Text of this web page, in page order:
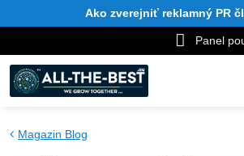
Ako zverejniť reklamný PR
Panel
Magazin Blog